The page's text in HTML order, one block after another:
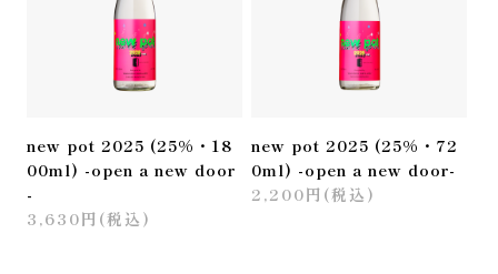
new pot 2025 (25%・18
00ml) -open a new door
-
3,630円(税込)
new pot 2025 (25%・72
0ml) -open a new door-
2,200円(税込)